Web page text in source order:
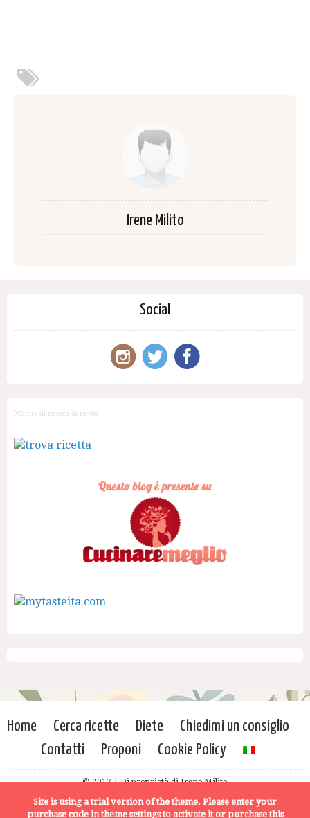
Irene Milito
Social
Motore di ricerca di ricette
Home Cerca ricette Diete
Chiedimi un consiglio
Contatti
Proponi Cookie Policy
© 2017 | Di proprietà di Irene Milito
Site is using a trial version of the theme. Please enter your
purchase code in theme settings to activate it or purchase this